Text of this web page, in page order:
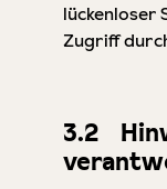
lückenloser
Zugriff
3.2